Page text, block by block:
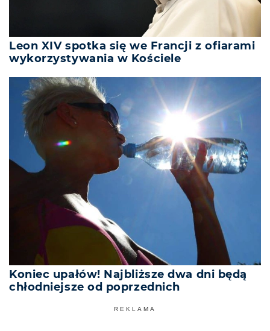
Leon XIV spotka się we Francji z ofiarami
wykorzystywania w Kościele
Koniec upałów! Najbliższe dwa dni będą
chłodniejsze od poprzednich
REKLAMA